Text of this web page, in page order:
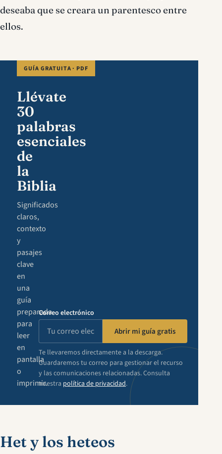
deseaba que se creara un parentesco entre
ellos.
GUÍA GRATUITA · PDF
Llévate
30
palabras
esenciales
de
la
Biblia
Significados
claros,
contexto
y
pasajes
clave
en
una
guía
preparada
para
leer
en
pantalla
o
imprimir.
Correo electrónico
Abrir mi guía gratis
Te llevaremos directamente a la descarga.
Guardaremos tu correo para gestionar el recurso
y las comunicaciones relacionadas. Consulta
nuestra política de privacidad.
Het y los heteos